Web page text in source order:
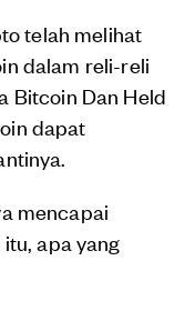
telah melihat
dalam reli-reli
Bitcoin Dan Held
dapat
mencapai
apa yang